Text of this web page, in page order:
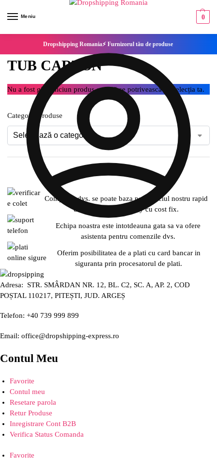
Meniu 0
Dropshipping Romania⚡ Furnizorul tău de produse
TUB CARTON
Nu a fost găsit niciun produs care să se potrivească cu selecția ta.
Categorie produse
Compania dvs. se poate baza pe serviciul nostru rapid
de expediere SameDay cu cost fix.
Echipa noastra este intotdeauna gata sa va ofere
asistenta pentru comenzile dvs.
Oferim posibilitatea de a plati cu card bancar in
siguranta prin procesatorul de plati.
Adresa: STR. SMÂRDAN NR. 12, BL. C2, SC. A, AP. 2, COD
POȘTAL 110217, PITEȘTI, JUD. ARGEȘ
Telefon: +40 739 999 899
Email: office@dropshipping-express.ro
Contul Meu
Favorite
Contul meu
Resetare parola
Retur Produse
Inregistrare Cont B2B
Verifica Status Comanda
Favorite